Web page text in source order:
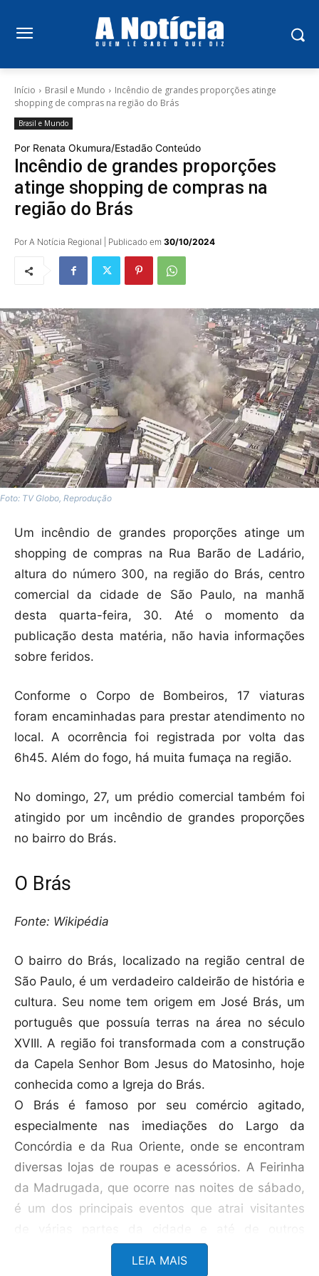
Início Brasil e Mundo
Incêndio de grandes proporções atinge
shopping de compras na região do Brás
Brasil e Mundo
Por Renata Okumura/Estadão Conteúdo
Incêndio de grandes proporções
atinge shopping de compras na
região do Brás
Por A Notícia Regional | Publicado em 30/10/2024
Foto: TV Globo, Reprodução
Um incêndio de grandes proporções atinge um
shopping de compras na Rua Barão de Ladário,
altura do número 300, na região do Brás, centro
comercial da cidade de São Paulo, na manhã
desta quarta-feira, 30. Até o momento da
publicação desta matéria, não havia informações
sobre feridos.
Conforme o Corpo de Bombeiros, 17 viaturas
foram encaminhadas para prestar atendimento no
local. A ocorrência foi registrada por volta das
6h45. Além do fogo, há muita fumaça na região.
No domingo, 27, um prédio comercial também foi
atingido por um incêndio de grandes proporções
no bairro do Brás.
O Brás
Fonte: Wikipédia
O bairro do Brás, localizado na região central de
São Paulo, é um verdadeiro caldeirão de história e
cultura. Seu nome tem origem em José Brás, um
português que possuía terras na área no século
XVIII. A região foi transformada com a construção
da Capela Senhor Bom Jesus do Matosinho, hoje
conhecida como a Igreja do Brás.
O Brás é famoso por seu comércio agitado,
especialmente nas imediações do Largo da
Concórdia e da Rua Oriente, onde se encontram
diversas lojas de roupas e acessórios. A Feirinha
da Madrugada, que ocorre nas noites de sábado,
é um dos principais eventos que atrai visitantes
LEIA MAIS